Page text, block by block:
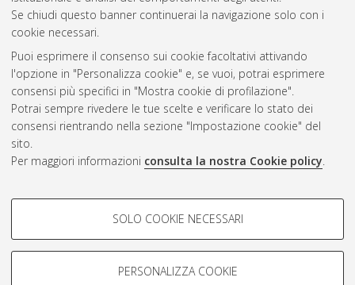
Se chiudi questo banner continuerai la navigazione solo con i
cookie necessari.
Puoi esprimere il consenso sui cookie facoltativi attivando
l'opzione in "Personalizza cookie" e, se vuoi, potrai esprimere
consensi più specifici in "Mostra cookie di profilazione".
Potrai sempre rivedere le tue scelte e verificare lo stato dei
consensi rientrando nella sezione "Impostazione cookie" del
sito.
Per maggiori informazioni consulta la nostra Cookie policy.
COOKIE DI PROFILAZIONE -
Si tratta di cookie utilizzati per analizzare le caratteristiche della
navigazione degli utenti, creare profili in base al loro comportamento
SOLO COOKIE NECESSARI
PERSONALIZZA COOKIE
Atom
Rss 1.0
Rss 2.0
AMS Laurea
Impostazioni Cookie
Informativa sulla privacy
Condizioni d’uso del sito